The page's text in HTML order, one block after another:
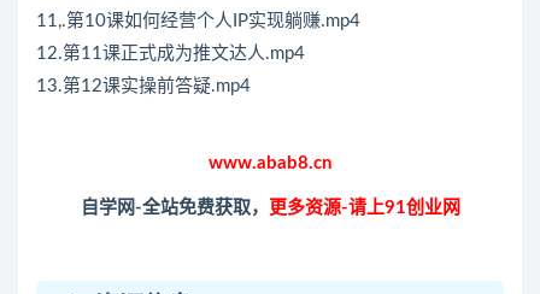
11,.第10课如何经营个人IP实现躺赚.mp4
12.第11课正式成为推文达人.mp4
13.第12课实操前答疑.mp4
www.abab8.cn
自学网-全站免费获取， 更多资源-请上91创业网